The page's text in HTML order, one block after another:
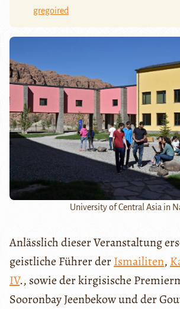
gregoired
University of Central Asia in
Anlässlich dieser Veranstaltung
geistliche Führer derIsmailiten,
IV., sowie der kirgisische
Sooronbay Jeenbekow und der